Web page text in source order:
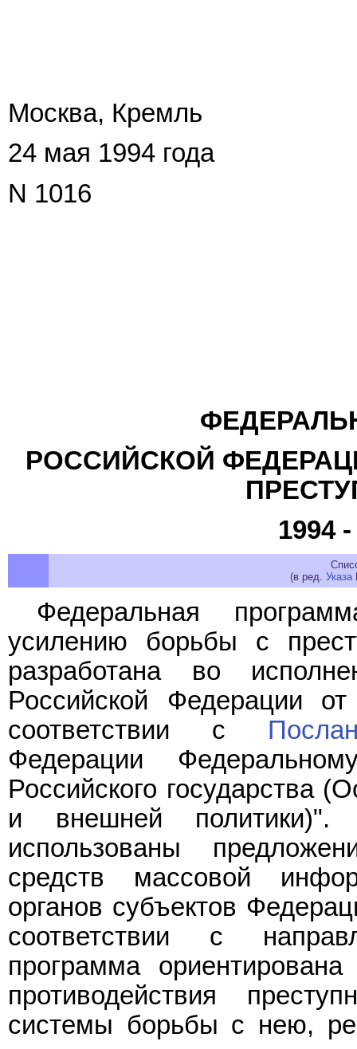
Москва, Кремль
24 мая 1994 года
N 1016
РОССИЙСКОЙ
1994
(в ред. Указа
Федеральная
усилению борьбы с
разработана во
Российской Федерации
соответствии с
Федерации
Российского государства
и внешней политики)".
использованы
средств массовой
органов субъектов
соответствии с
программа
противодействия
системы борьбы с нею,